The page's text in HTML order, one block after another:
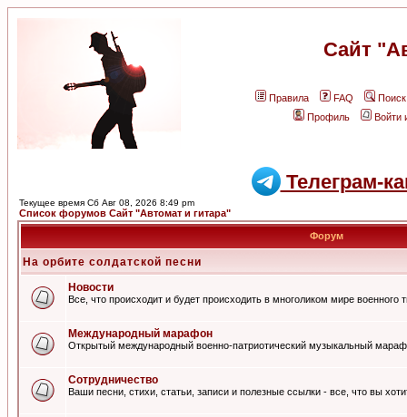
Сайт
Правила FAQ
Поиск
Профиль
Войти
Телеграм-
Текущее время Сб Авг 08, 2026 8:49 pm
Список форумов Сайт "Автомат и гитара"
Форум
На орбите солдатской песни
Новости
Все, что происходит и будет происходить в многоликом мире военного
Международный марафон
Открытый международный военно-патриотический музыкальный
Сотрудничество
Ваши песни, стихи, статьи, записи и полезные ссылки - все, что вы